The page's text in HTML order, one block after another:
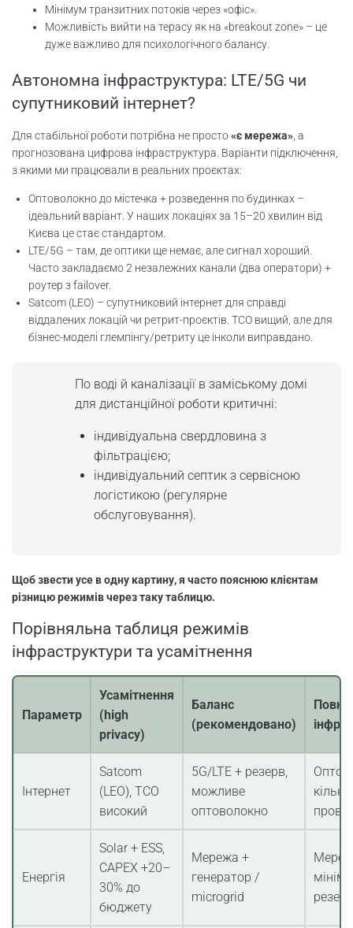
Мінімум транзитних потоків через «офіс».
Можливість вийти на терасу як на «breakout zone» – це
дуже важливо для психологічного балансу.
Автономна інфраструктура: LTE/5G чи
супутниковий інтернет?
Для стабільної роботи потрібна не просто«є мережа», а
прогнозована цифрова інфраструктура. Варіанти підключення,
з якими ми працювали в реальних проєктах:
Оптоволокно до містечка + розведення по будинках –
ідеальний варіант. У наших локаціях за 15–20 хвилин від
Києва це стає стандартом.
LTE/5G – там, де оптики ще немає, але сигнал хороший.
Часто закладаємо 2 незалежних канали (два оператори) +
роутер з failover.
Satcom (LEO) – супутниковий інтернет для справді
віддалених локацій чи ретрит-проєктів. TCO вищий, але для
бізнес-моделі глемпінгу/ретриту це інколи виправдано.
По воді й каналізації в заміському домі
для дистанційної роботи критичні:
індивідуальна свердловина з
фільтрацією;
індивідуальний септик з сервісною
логістикою (регулярне
обслуговування).
Щоб звести усе в одну картину, я часто пояснюю клієнтам
різницю режимів через таку таблицю.
Порівняльна таблиця режимів
інфраструктури та усамітнення
Параметр
Усамітнення
(high
privacy)
Баланс
(рекомендовано)
Повна
Інтернет
Satcom
(LEO), TCO
високий
5G/LTE + резерв,
можливе
оптоволокно
кілька
Енергія
Solar + ESS,
CAPEX +20–
30% до
бюджету
Мережа +
генератор /
microgrid